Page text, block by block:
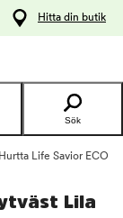
Hitta din butik
Sök
Hurtta Life Savior ECO
Lila